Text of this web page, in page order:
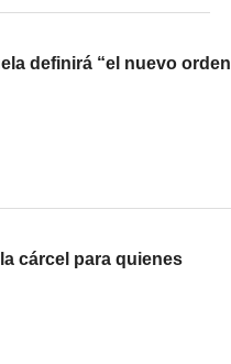
definirá “el nuevo orden
cárcel para quienes